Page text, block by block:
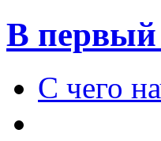
В первый
C чего